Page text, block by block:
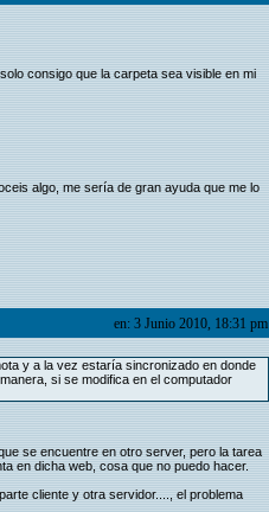
consigo que la carpeta sea visible en mi
algo, me sería de gran ayuda que me lo
en: 3 Junio 2010, 18:31 pm
y a la vez estaría sincronizado en donde
si se modifica en el computador
se encuentre en otro server, pero la tarea
en dicha web, cosa que no puedo hacer.
cliente y otra servidor...., el problema